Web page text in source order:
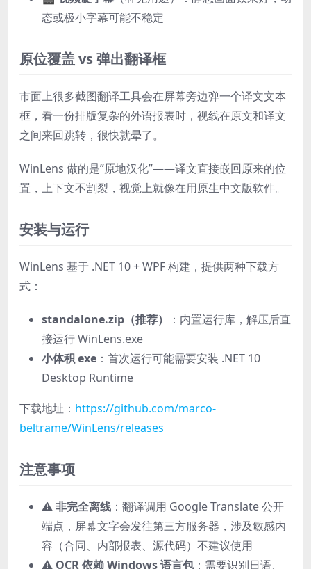
态或极小字幕可能不稳定
原位覆盖 vs 弹出翻译框
市面上很多截图翻译工具会在屏幕旁边弹一个译文文本
框，看一份排版复杂的外语报表时，视线在原文和译文
之间来回跳转，很快就晕了。
WinLens 做的是”原地汉化”——译文直接嵌回原来的位
置，上下文不割裂，视觉上就像在用原生中文版软件。
安装与运行
WinLens 基于 .NET 10 + WPF 构建，提供两种下载方
式：
standalone.zip（推荐）
：内置运行库，解压后直
接运行 WinLens.exe
小体积 exe ：首次运行可能需要安装 .NET 10
Desktop Runtime
下载地址： https://github.com/marco-
beltrame/WinLens/releases
注意事项
⚠️非完全离线 ：翻译调用 Google Translate 公开
端点，屏幕文字会发往第三方服务器，涉及敏感内
容（合同、内部报表、源代码）不建议使用
⚠️ OCR 依赖 Windows 语言包：需要识别日语、